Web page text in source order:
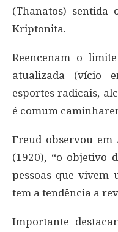
(Thanatos)
Kriptonita.
Reencenam o
atualizada (vício
esportes radicais,
é comum
Freud observou em
(1920), “o objetivo
pessoas que vivem
tem a tendência a
Importante